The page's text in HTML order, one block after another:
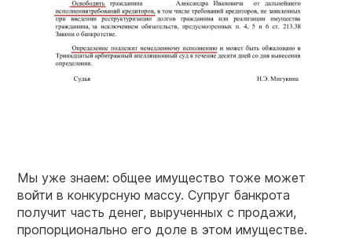
Мы уже знаем: общее имущество тоже может
войти в конкурсную массу. Супруг банкрота
получит часть денег, вырученных с продажи,
пропорционально его доле в этом имуществе.